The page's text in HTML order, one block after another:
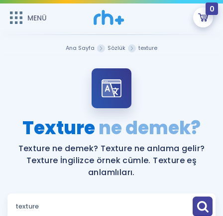
MENÜ
0
ÜYE DEĞİLİM
Sepetin Şu An Boş.
Remzi Hoca ile seni sınava hazırlayacak onlarca eğitim seni
bekliyor!
MENÜ
Faydalı Araçlar
Sözlük
Hakkımızda
Ana Sayfa Sözlük texture
Texturene demek?
Texture ne demek? Texture ne anlama gelir?
Texture İngilizce örnek cümle. Texture eş
anlamlıları.